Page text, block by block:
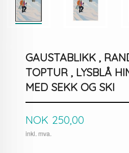
GAUSTABLIKK ,
TOPTUR , LYSBLÅ
MED SEKK OG SKI
Pris
NOK 250,00
inkl. mva.